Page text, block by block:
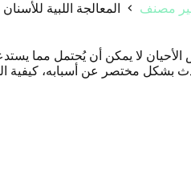
مصنف المعالجة اللبية
لا يمكن أن يُحتمل مما
بشكل مختصر عن أسبابه،